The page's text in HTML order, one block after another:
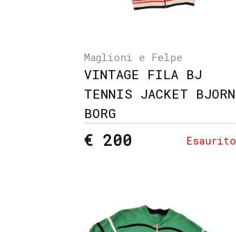
Maglioni e Felpe
VINTAGE FILA BJ
TENNIS JACKET BJORN
BORG
€ 200 Esaurito